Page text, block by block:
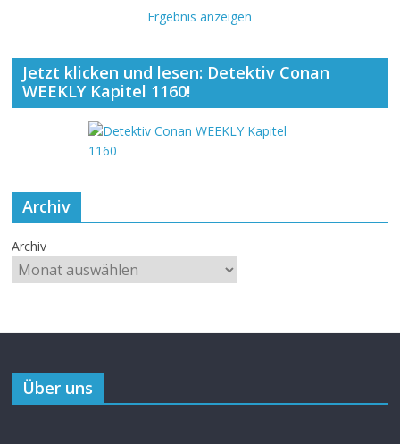
Ergebnis anzeigen
Jetzt klicken und lesen: Detektiv Conan
WEEKLY Kapitel 1160!
Archiv
Archiv
Über uns